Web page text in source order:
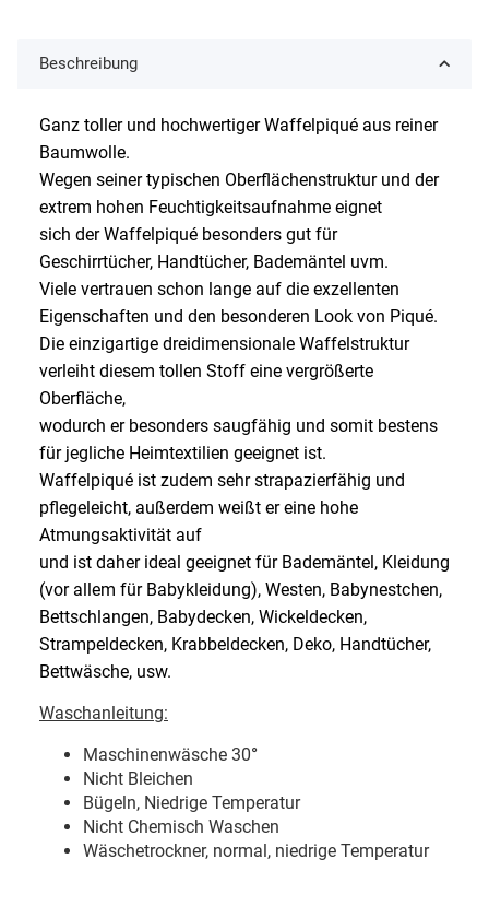
Beschreibung
Ganz toller und hochwertiger Waffelpiqué aus reiner
Baumwolle.
Wegen seiner typischen Oberflächenstruktur und der
extrem hohen Feuchtigkeitsaufnahme eignet
sich der Waffelpiqué besonders gut für
Geschirrtücher, Handtücher, Bademäntel uvm.
Viele vertrauen schon lange auf die exzellenten
Eigenschaften und den besonderen Look von Piqué.
Die einzigartige dreidimensionale Waffelstruktur
verleiht diesem tollen Stoff eine vergrößerte
Oberfläche,
wodurch er besonders saugfähig und somit bestens
für jegliche Heimtextilien geeignet ist.
Waffelpiqué ist zudem sehr strapazierfähig und
pflegeleicht, außerdem weißt er eine hohe
Atmungsaktivität auf
und ist daher ideal geeignet für Bademäntel, Kleidung
(vor allem für Babykleidung), Westen, Babynestchen,
Bettschlangen, Babydecken, Wickeldecken,
Strampeldecken, Krabbeldecken, Deko, Handtücher,
Bettwäsche, usw.
Waschanleitung:
Maschinenwäsche 30°
Nicht Bleichen
Bügeln, Niedrige Temperatur
Nicht Chemisch Waschen
Wäschetrockner, normal, niedrige Temperatur